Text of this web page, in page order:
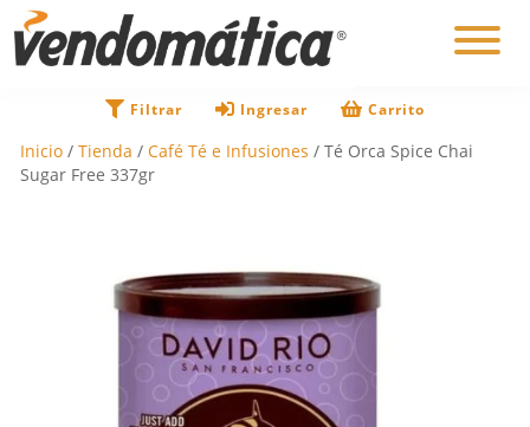
Filtrar Ingresar Carrito
Inicio / Tienda / Café Té e Infusiones / Té Orca Spice Chai
Sugar Free 337gr